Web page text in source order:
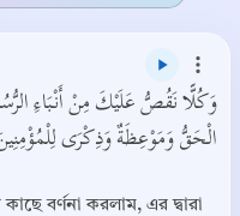
وَكُلًّا نَقُصُّ عَلَيْكَ مِنْ أَنْبَاءِ
الْحَقُّ وَمَوْعِظَةٌ وَذِكْرَى لِلْمُؤْمِنِينَ
বর্ণনা করলাম, এর দ্বারা